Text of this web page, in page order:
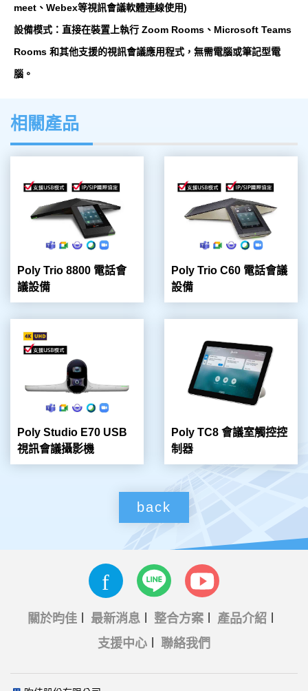
meet、Webex等視訊會議軟體連線使用)
設備模式：直接在裝置上執行 Zoom Rooms、Microsoft Teams
Rooms 和其他支援的視訊會議應用程式，無需電腦或筆記型電
腦。
相關產品
Poly Trio 8800 電話會
議設備
Poly Trio C60 電話會議
設備
Poly Studio E70 USB
視訊會議攝影機
Poly TC8 會議室觸控控
制器
back
關於昀佳 最新消息 整合方案
產品介紹
支援中心
聯絡我們